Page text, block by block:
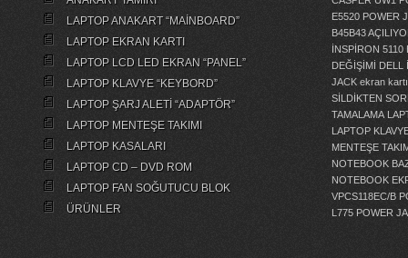
LAPTOP ANAKART “MAİNBOARD”
LAPTOP EKRAN KARTI
LAPTOP LCD LED EKRAN “PANEL”
LAPTOP KLAVYE “KEYBORD”
LAPTOP ŞARJ ALETİ “ADAPTÖR”
LAPTOP MENTEŞE TAKIMI
LAPTOP KASALARI
LAPTOP CD – DVD ROM
LAPTOP FAN SOĞUTUCU BLOK
ÜRÜNLER
E5520 POWER
B45B43
İNSPİRON
DEĞİŞİMİ
DELL
JACK ekran
SİLDİKTEN
TAMALAMA
LAPTOP
MENTEŞE
NOTEBOOK
NOTEBOOK
VPCS118EC/B
L775 POWER